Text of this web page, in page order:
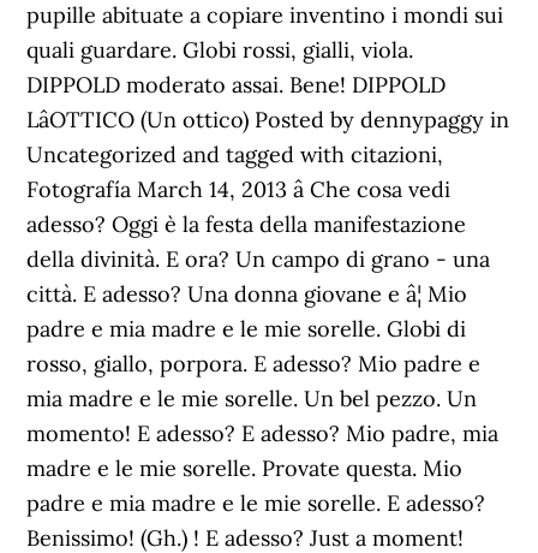
pupille abituate a copiare inventino i mondi sui
quali guardare. Globi rossi, gialli, viola.
DIPPOLD moderato assai. Bene! DIPPOLD
LâOTTICO (Un ottico) Posted by dennypaggy in
Uncategorized and tagged with citazioni,
Fotografía March 14, 2013 â Che cosa vedi
adesso? Oggi è la festa della manifestazione
della divinità. E ora? Un campo di grano - una
città. E adesso? Una donna giovane e â¦ Mio
padre e mia madre e le mie sorelle. Globi di
rosso, giallo, porpora. E adesso? Mio padre e
mia madre e le mie sorelle. Un bel pezzo. Un
momento! E adesso? E adesso? Mio padre, mia
madre e le mie sorelle. Provate questa. Mio
padre e mia madre e le mie sorelle. E adesso?
Benissimo! (Gh.) ! E adesso? Just a moment!